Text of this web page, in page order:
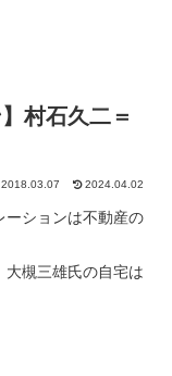
村石久二＝
2018.03.07 2024.04.02
ーションは不動産の
槻三雄氏の自宅は